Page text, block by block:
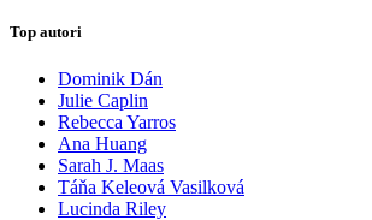
Top autori
Dominik Dán
Julie Caplin
Rebecca Yarros
Ana Huang
Sarah J. Maas
Táňa Keleová Vasilková
Lucinda Riley